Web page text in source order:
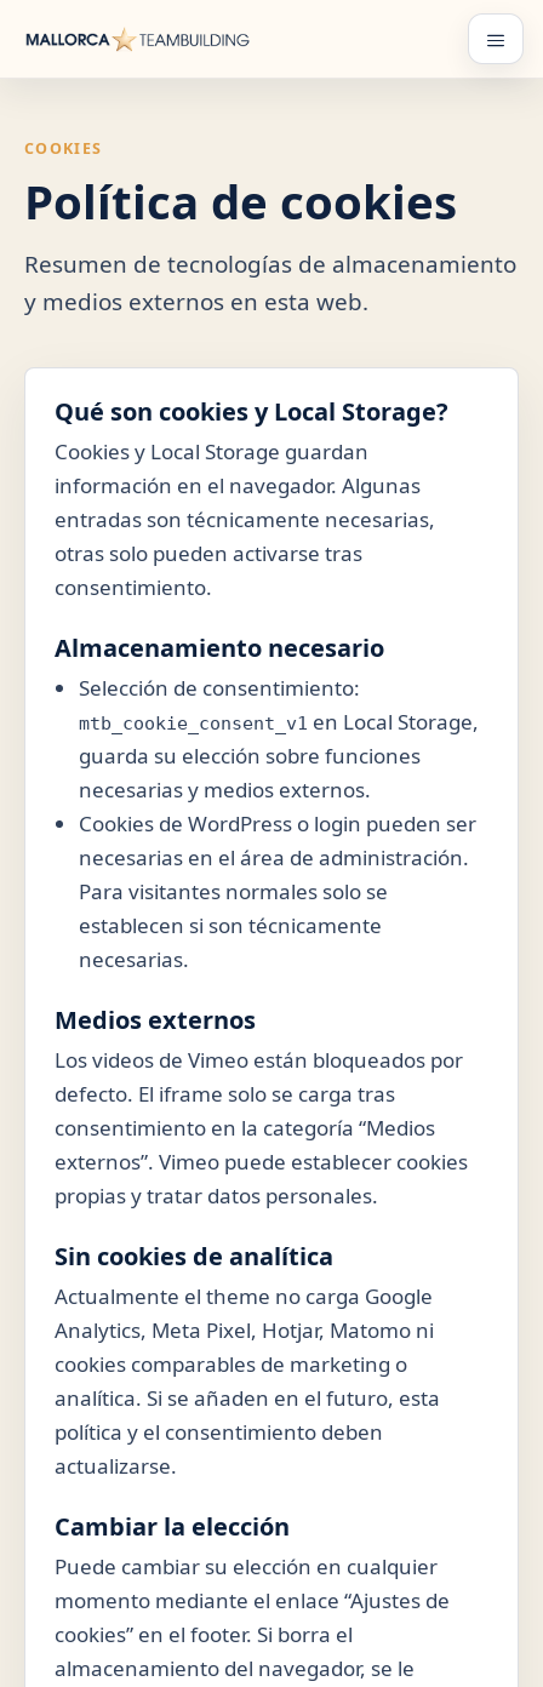
contenido
COOKIES
Política de cookies
Resumen de tecnologías de almacenamiento
y medios externos en esta web.
Qué son cookies y Local Storage?
Cookies y Local Storage guardan
información en el navegador. Algunas
entradas son técnicamente necesarias,
otras solo pueden activarse tras
consentimiento.
Almacenamiento necesario
Selección de consentimiento:
mtb_cookie_consent_v1 en Local Storage,
guarda su elección sobre funciones
necesarias y medios externos.
Cookies de WordPress o login pueden ser
necesarias en el área de administración.
Para visitantes normales solo se
establecen si son técnicamente
necesarias.
Medios externos
Los videos de Vimeo están bloqueados por
defecto. El iframe solo se carga tras
consentimiento en la categoría “Medios
externos”. Vimeo puede establecer cookies
propias y tratar datos personales.
Sin cookies de analítica
Actualmente el theme no carga Google
Analytics, Meta Pixel, Hotjar, Matomo ni
cookies comparables de marketing o
analítica. Si se añaden en el futuro, esta
política y el consentimiento deben
actualizarse.
Cambiar la elección
Puede cambiar su elección en cualquier
momento mediante el enlace “Ajustes de
cookies” en el footer. Si borra el
almacenamiento del navegador, se le